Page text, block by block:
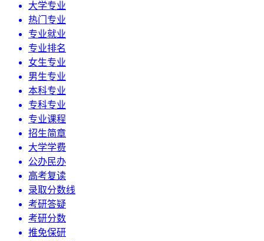
大学专业
热门专业
专业就业
专业排名
女生专业
男生专业
本科专业
专科专业
专业课程
招生简章
大学学费
公办民办
高考复读
录取分数线
考研答疑
考研分数
推免保研